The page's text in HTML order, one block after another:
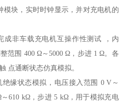
模块，实时时钟显示，并对充电机的
成非车载充电机互操作性测试 ，内
范围 400 Ω～5000 Ω，步进 1 Ω。各
点通断状态仿真模拟。
缘状态模拟，电压接入范围 0 V～
610 kΩ，步进 5 kΩ，用于模拟充电